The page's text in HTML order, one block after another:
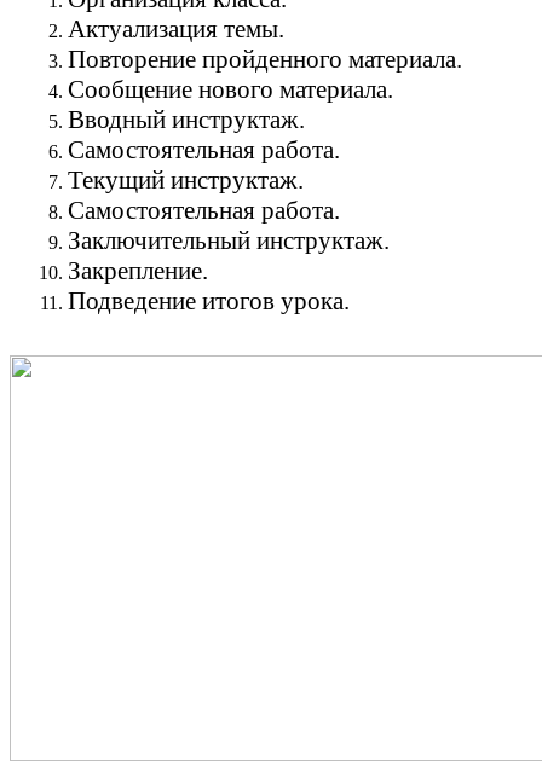
Актуализация темы.
Повторение пройденного материала.
Сообщение нового материала.
Вводный инструктаж.
Самостоятельная работа.
Текущий инструктаж.
Самостоятельная работа.
Заключительный инструктаж.
Закрепление.
Подведение итогов урока.